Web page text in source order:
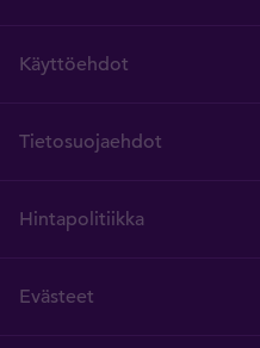
Käyttöehdot
Tietosuojaehdot
Hintapolitiikka
Evästeet